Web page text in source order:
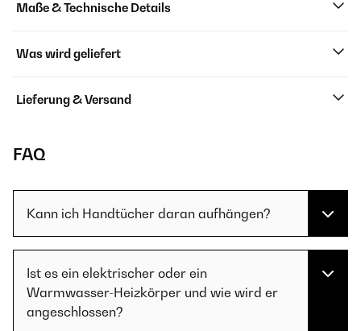
Maße & Technische Details
Was wird geliefert
Lieferung & Versand
FAQ
Kann ich Handtücher daran aufhängen?
Ist es ein elektrischer oder ein
Warmwasser-Heizkörper und wie wird er
angeschlossen?